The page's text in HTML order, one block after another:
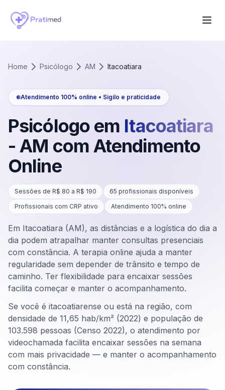
Home Psicólogo AM Itacoatiara
Atendimento 100% online • Sigilo e praticidade
Psicólogo em Itacoatiara
-AM com Atendimento
Online
Sessões de R$ 80 a R$ 190 65 profissionais disponíveis
Profissionais com CRP ativo
Atendimento 100% online
Em Itacoatiara (AM), as distâncias e a logística do dia a
dia podem atrapalhar manter consultas presenciais
com constância. A terapia online ajuda a manter
regularidade sem depender de trânsito e tempo de
caminho. Ter flexibilidade para encaixar sessões
facilita começar e manter o acompanhamento.
Se você é itacoatiarense ou está na região, com
densidade de 11,65 hab/km² (2022) e população de
103.598 pessoas (Censo 2022), o atendimento por
videochamada facilita encaixar sessões na semana
com mais privacidade — e manter o acompanhamento
com constância.